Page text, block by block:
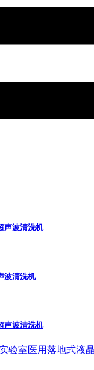
声波清洗机
波清洗机
声波清洗机